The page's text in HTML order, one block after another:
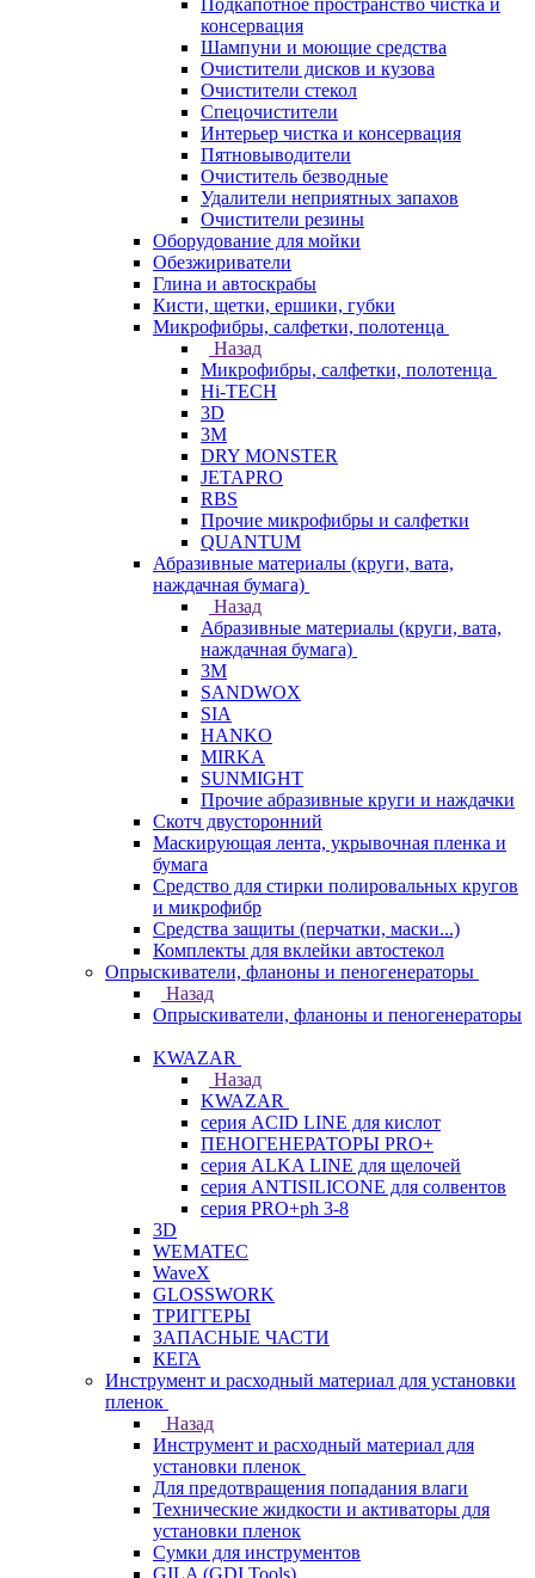
Подкапотное пространство чистка и
консервация
Шампуни и моющие средства
Очистители дисков и кузова
Очистители стекол
Спецочистители
Интерьер чистка и консервация
Пятновыводители
Очиститель безводные
Удалители неприятных запахов
Очистители резины
Оборудование для мойки
Обезжириватели
Глина и автоскрабы
Кисти, щетки, ершики, губки
Микрофибры, салфетки, полотенца
Назад
Микрофибры, салфетки, полотенца
Hi-TECH
3D
3М
DRY MONSTER
JETAPRO
RBS
Прочие микрофибры и салфетки
QUANTUM
Абразивные материалы (круги, вата,
наждачная бумага)
Назад
Абразивные материалы (круги, вата,
наждачная бумага)
3М
SANDWOX
SIA
HANKO
MIRKA
SUNMIGHT
Прочие абразивные круги и наждачки
Скотч двусторонний
Маскирующая лента, укрывочная пленка и
бумага
Средство для стирки полировальных кругов
и микрофибр
Средства защиты (перчатки, маски...)
Комплекты для вклейки автостекол
Опрыскиватели, фланоны и пеногенераторы
Назад
Опрыскиватели, фланоны и пеногенераторы
KWAZAR
Назад
KWAZAR
серия ACID LINE для кислот
ПЕНОГЕНЕРАТОРЫ PRO+
серия ALKA LINE для щелочей
серия ANTISILICONE для солвентов
серия PRO+ph 3-8
3D
WEMATEC
WaveX
GLOSSWORK
ТРИГГЕРЫ
ЗАПАСНЫЕ ЧАСТИ
КЕГА
Инструмент и расходный материал для установки
пленок
Назад
Инструмент и расходный материал для
установки пленок
Для предотвращения попадания влаги
Технические жидкости и активаторы для
установки пленок
Сумки для инструментов
GILA (GDI Tools)